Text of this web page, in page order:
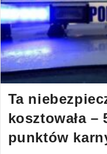
Ta
kosztowała –
punktów